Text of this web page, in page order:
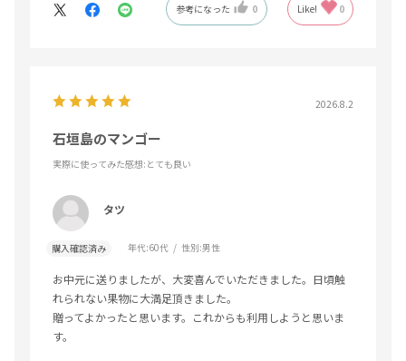
参考になった 0 Like! 0
2026.8.2
石垣島のマンゴー
実際に使ってみた感想:とても良い
タツ
購入確認済み 年代:60代 性別:男性
お中元に送りましたが、大変喜んでいただきました。日頃触
れられない果物に大満足頂きました。
贈ってよかったと思います。これからも利用しようと思いま
す。